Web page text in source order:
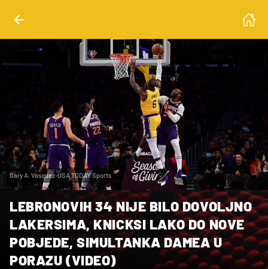
Gary A. Vasquez-USA TODAY Sports
LEBRONOVIH 34 NIJE BILO DOVOLJNO
LAKERSIMA, KNICKSI LAKO DO NOVE
POBJEDE, SIMULTANKA DAMEA U
PORAZU (VIDEO)